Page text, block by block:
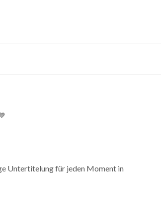
Untertitelung für jeden Moment in